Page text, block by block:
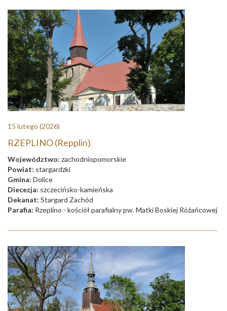
15 lutego (2026)
RZEPLINO (Repplin)
Województwo: zachodniopomorskie
Powiat: stargardzki
Gmina: Dolice
Diecezja: szczecińsko-kamieńska
Dekanat: Stargard Zachód
Parafia: Rzeplino - kościół parafialny pw. Matki Boskiej Różańcowej